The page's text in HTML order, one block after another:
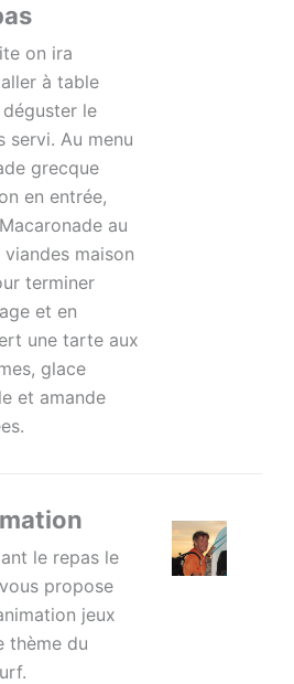
on ira
à table
le
servi. Au menu
grecque
en entrée,
au
viandes maison
terminer
et en
une tarte aux
glace
et amande
le repas le
propose
jeux
thème du